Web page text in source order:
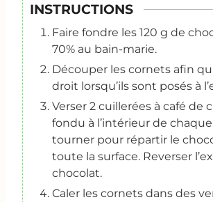
INSTRUCTIONS
Faire fondre les 120 g de
70% au bain-marie.
Découper les cornets afin
droit lorsqu’ils sont posés à
Verser 2 cuillerées à café de
fondu à l’intérieur de
tourner pour répartir le
toute la surface. Reverser
chocolat.
Caler les cornets dans des